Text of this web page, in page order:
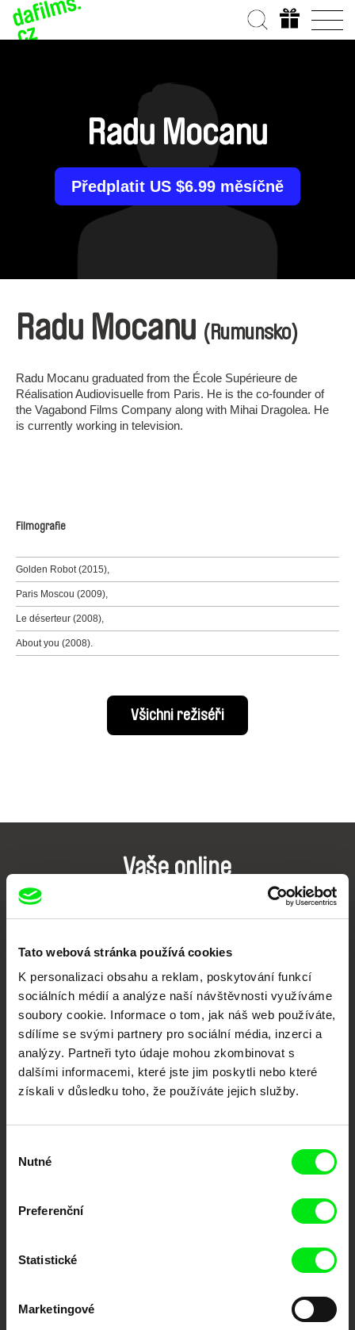
Tato webová stránka používá cookies
K personalizaci obsahu a reklam, poskytování funkcí
sociálních médií a analýze naší návštěvnosti využíváme
soubory cookie. Informace o tom, jak náš web používáte,
sdílíme se svými partnery pro sociální média, inzerci a
analýzy. Partneři tyto údaje mohou zkombinovat s
dalšími informacemi, které jste jim poskytli nebo které
získali v důsledku toho, že používáte jejich služby.
souhlasu
Nutné
Preferenční
Statistické
Marketingové
Radu Mocanu
Předplatit US $6.99 měsíčně
Radu Mocanu (Rumunsko)
Radu Mocanu graduated from the École Supérieure de
Réalisation Audiovisuelle from Paris. He is the co-founder of
the Vagabond Films Company along with Mihai Dragolea. He
is currently working in television.
Filmografie
Golden Robot (2015),
Paris Moscou (2009),
Le déserteur (2008),
About you (2008).
Všichni režiséři
Vaše online
každý týden
Portál DAFilms.cz je výsledkem tvůrčí spolupráce 7 klíčových evropských
festivalů dokumentárního filmu sdružených do Doc Alliance. Naším cílem je
podporovat kvalitní autorské filmy.
Členové Doc Alliance
CPH:DOX DOK Leipzig